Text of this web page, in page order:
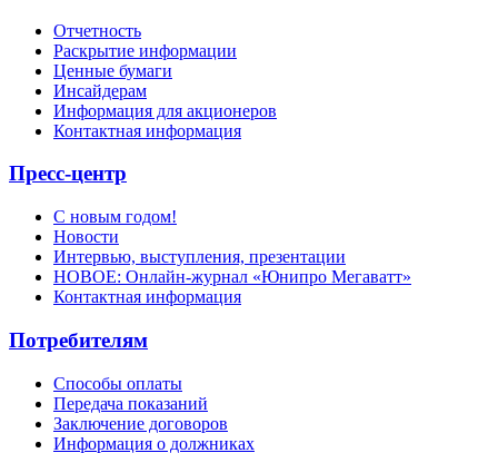
Отчетность
Раскрытие информации
Ценные бумаги
Инсайдерам
Информация для акционеров
Контактная информация
Пресс-центр
С новым годом!
Новости
Интервью, выступления, презентации
НОВОЕ: Онлайн-журнал «Юнипро Мегаватт»
Контактная информация
Потребителям
Способы оплаты
Передача показаний
Заключение договоров
Информация о должниках